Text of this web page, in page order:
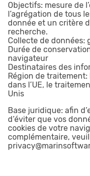
Objectifs: mesure de
l’agrégation de tous
donnée et un critère
recherche.
Collecte de données:
Durée de
navigateur
Destinataires des
Région de traitement:
dans l’UE, le
Unis
Base juridique: afin
d’éviter que vos
cookies de votre
complémentaire,